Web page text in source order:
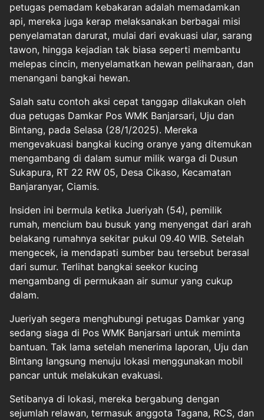
petugas pemadam kebakaran adalah memadamkan
api, mereka juga kerap melaksanakan berbagai misi
penyelamatan darurat, mulai dari evakuasi ular, sarang
tawon, hingga kejadian tak biasa seperti membantu
melepas cincin, menyelamatkan hewan peliharaan, dan
menangani bangkai hewan.
Salah satu contoh aksi cepat tanggap dilakukan oleh
dua petugas Damkar Pos WMK Banjarsari, Uju dan
Bintang, pada Selasa (28/1/2025). Mereka
mengevakuasi bangkai kucing oranye yang ditemukan
mengambang di dalam sumur milik warga di Dusun
Sukapura, RT 22 RW 05, Desa Cikaso, Kecamatan
Banjaranyar, Ciamis.
Insiden ini bermula ketika Jueriyah (54), pemilik
rumah, mencium bau busuk yang menyengat dari arah
belakang rumahnya sekitar pukul 09.40 WIB. Setelah
mengecek, ia mendapati sumber bau tersebut berasal
dari sumur. Terlihat bangkai seekor kucing
mengambang di permukaan air sumur yang cukup
dalam.
Jueriyah segera menghubungi petugas Damkar yang
sedang siaga di Pos WMK Banjarsari untuk meminta
bantuan. Tak lama setelah menerima laporan, Uju dan
Bintang langsung menuju lokasi menggunakan mobil
pancar untuk melakukan evakuasi.
Setibanya di lokasi, mereka bergabung dengan
sejumlah relawan, termasuk anggota Tagana, RCS, dan